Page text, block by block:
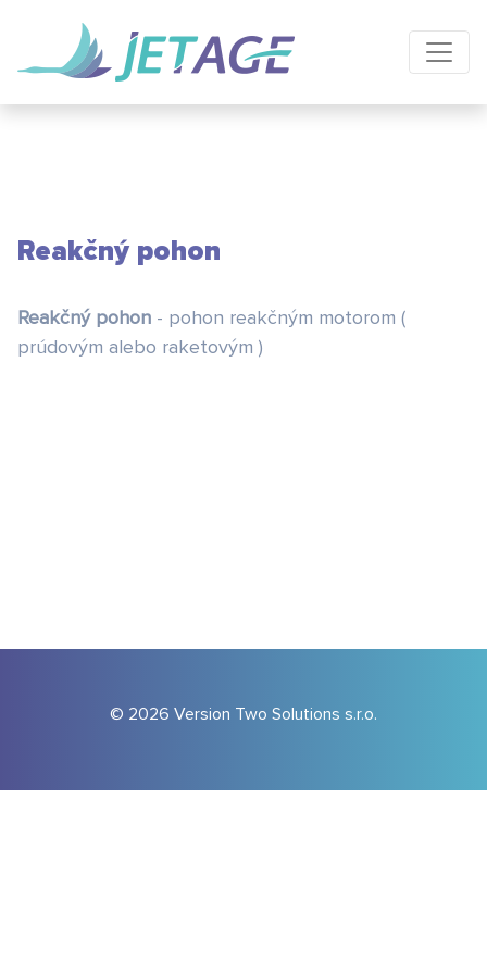
Reakčný pohon
Reakčný pohon - pohon reakčným motorom (
prúdovým alebo raketovým )
© 2026 Version Two Solutions s.r.o.